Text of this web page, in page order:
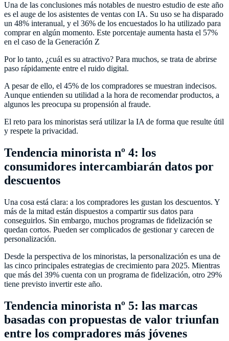
Una de las conclusiones más notables de nuestro estudio de este año
es el auge de los asistentes de ventas con IA. Su uso se ha disparado
un 48% interanual, y el 36% de los encuestados lo ha utilizado para
comprar en algún momento. Este porcentaje aumenta hasta el 57%
en el caso de la Generación Z
Por lo tanto, ¿cuál es su atractivo? Para muchos, se trata de abrirse
paso rápidamente entre el ruido digital.
A pesar de ello, el 45% de los compradores se muestran indecisos.
Aunque entienden su utilidad a la hora de recomendar productos, a
algunos les preocupa su propensión al fraude.
El reto para los minoristas será utilizar la IA de forma que resulte útil
y respete la privacidad.
Tendencia minorista nº 4: los
consumidores intercambiarán datos por
descuentos
Una cosa está clara: a los compradores les gustan los descuentos. Y
más de la mitad están dispuestos a compartir sus datos para
conseguirlos. Sin embargo, muchos programas de fidelización se
quedan cortos. Pueden ser complicados de gestionar y carecen de
personalización.
Desde la perspectiva de los minoristas, la personalización es una de
las cinco principales estrategias de crecimiento para 2025. Mientras
que más del 39% cuenta con un programa de fidelización, otro 29%
tiene previsto invertir este año.
Tendencia minorista nº 5: las marcas
basadas con propuestas de valor triunfan
entre los compradores más jóvenes